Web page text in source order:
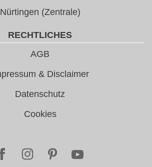
Nürtingen (Zentrale)
RECHTLICHES
AGB
& Disclaimer
Datenschutz
Cookies